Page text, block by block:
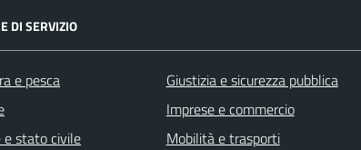
DI SERVIZIO
e pesca
e stato civile
Giustizia e sicurezza pubblica
Imprese e commercio
Mobilità e trasporti